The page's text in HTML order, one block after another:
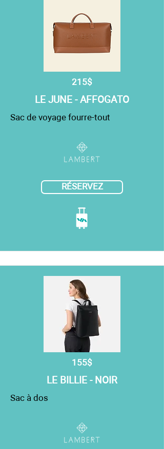
215$
LE JUNE - AFFOGATO
Sac de voyage fourre-tout
RÉSERVEZ
155$
LE BILLIE - NOIR
Sac à dos